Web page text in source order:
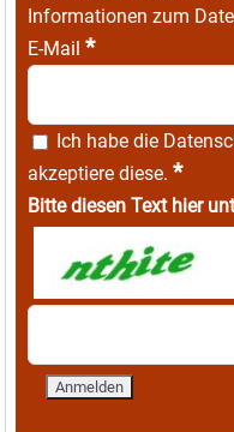
Informationen zum
E-Mail *
Ich habe die
akzeptiere diese. *
Bitte diesen Text hier